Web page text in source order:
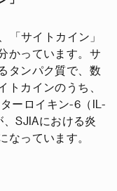
「サイトカイン」
かっています。サ
タンパク質で、数
トカインのうち、
ーロイキン-6（IL-
SJIAにおける炎
なっています。